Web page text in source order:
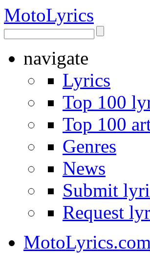
MotoLyrics
navigate
Lyrics
Top 100
Top 100
Genres
News
Submit
Request
MotoLyrics.com